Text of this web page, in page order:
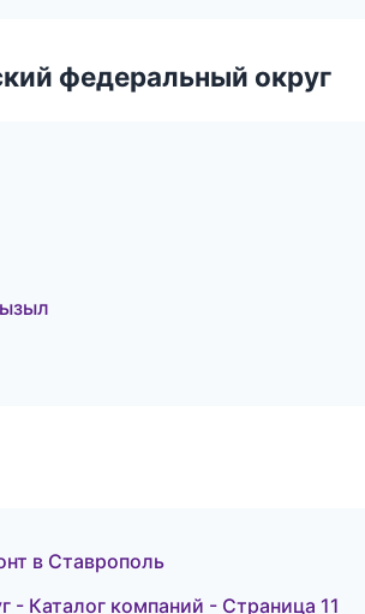
федеральный округ
в Ставрополь
- Каталог компаний - Страница 11